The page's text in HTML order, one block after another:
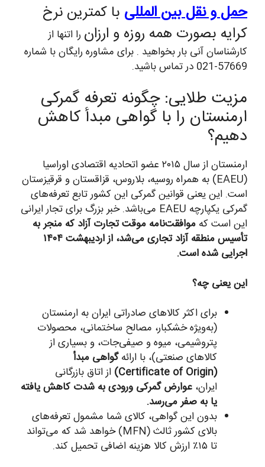
حمل و نقل بین المللی با کمترین نرخ
کرایه بصورت همه روزه و ارزان را اتنها از
کارشناسان آنی بار بخواهید . برای مشاوره رایگان با شماره
57669-021 در تماس باشید.
مزیت طلایی: چگونه تعرفه گمرکی
ارمنستان را با گواهی مبدأ کاهش
دهیم؟
ارمنستان از سال ۲۰۱۵ عضو اتحادیه اقتصادی اوراسیا
(EAEU) به همراه روسیه، بلاروس، قزاقستان و قرقیزستان
است. این یعنی قوانین گمرکی این کشور تابع تعرفه‌های
گمرکی یکپارچه EAEU می‌باشد. خبر بزرگ برای تجار ایرانی
این است که موافقت‌نامه موقت تجارت آزاد که منجر به
تأسیس منطقه آزاد تجاری می‌شد، از اردیبهشت ۱۴۰۴
اجرایی شده است.
این یعنی چه؟
برای اکثر کالاهای صادراتی ایران به ارمنستان
(به‌ویژه خشکبار، مصالح ساختمانی، محصولات
پتروشیمی، میوه و صیفی‌جات، و بسیاری از
کالاهای صنعتی)، با ارائهگواهی مبدأ
(Certificate of Origin)
از اتاق بازرگانی
ایران، عوارض گمرکی ورودی به شدت کاهش یافته
یا به صفر می‌رسد.
بدون این گواهی، کالای شما مشمول تعرفه‌های
بالای کشور ثالث (MFN) خواهد شد که می‌تواند
تا ۱۵٪ ارزش کالا هزینه اضافی تحمیل کند.